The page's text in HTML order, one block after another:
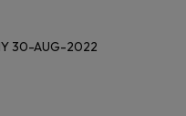
30-AUG-2022